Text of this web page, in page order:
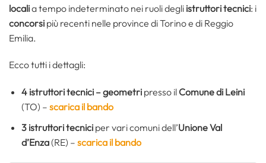
localia tempo indeterminato nei ruoli degli istruttori tecnici: i
concorsi più recenti nelle province di Torino e di Reggio
Emilia.
Ecco tutti i dettagli:
4 istruttori tecnici – geometripresso il Comune di Leini
(TO) – scarica il bando
3 istruttori tecniciper vari comuni dell’Unione Val
d’Enza(RE) – scarica il bando